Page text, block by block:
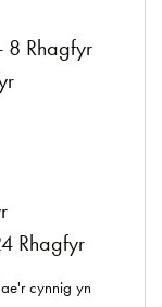
8 Rhagfyr
Rhagfyr
cynnig yn